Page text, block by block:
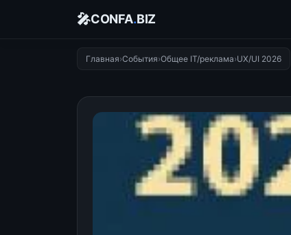
🎤CONFA.BIZ
Главная›События›Общее IT/реклама›UX/UI 2026